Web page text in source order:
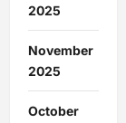
2025
November
2025
October